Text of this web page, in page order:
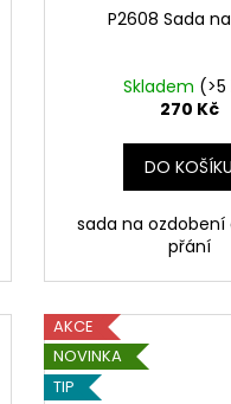
P2608 Sada
Skladem (>5
270 Kč
DO KOŠÍKU
sada na
přání
AKCE
NOVINKA
TIP